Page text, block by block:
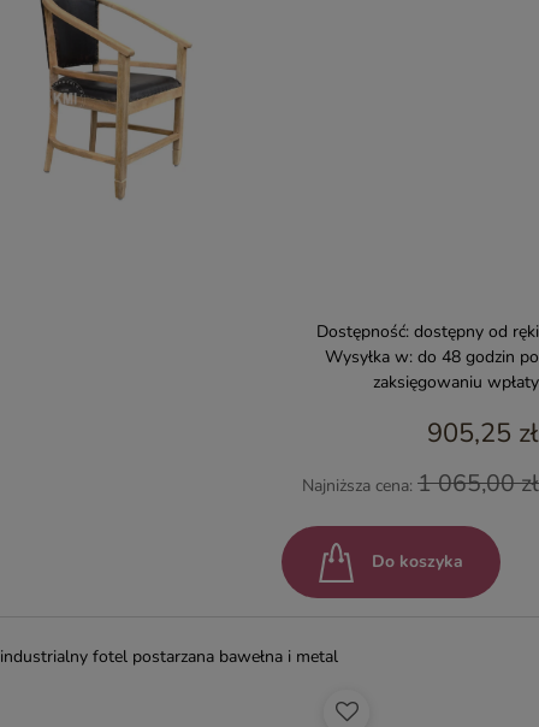
Dostępność: dostępny od ręki
Wysyłka w: do 48 godzin po
zaksięgowaniu wpłaty
905,25 zł
Najniższa cena: 1 065,00 zł
Do koszyka
industrialny fotel postarzana bawełna i metal